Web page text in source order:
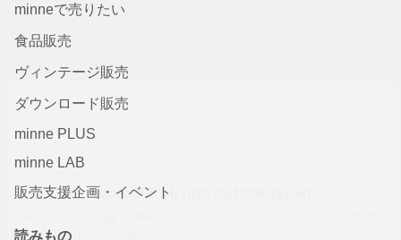
minneで売りたい
食品販売
ヴィンテージ販売
ダウンロード販売
minne PLUS
minne LAB
販売支援企画・イベント
読みもの